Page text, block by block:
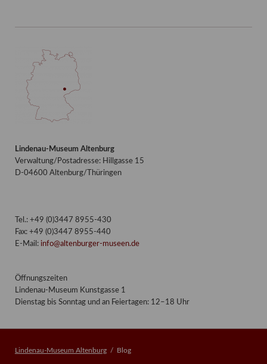
Lindenau-Museum Altenburg
Verwaltung/Postadresse: Hillgasse 15
D-04600 Altenburg/Thüringen
Tel.: +49 (0)3447 8955-430
Fax: +49 (0)3447 8955-440
E-Mail: info@altenburger-museen.de
Öffnungszeiten
Lindenau-Museum Kunstgasse 1
Dienstag bis Sonntag und an Feiertagen: 12–18 Uhr
Lindenau-Museum Altenburg Blog